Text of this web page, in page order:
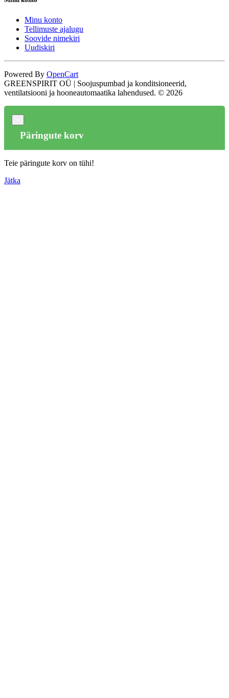
Minu konto
Tellimuste ajalugu
Soovide nimekiri
Uudiskiri
Powered By OpenCart
GREENSPIRIT OÜ | Soojuspumbad ja konditsioneerid,
ventilatsiooni ja hooneautomaatika lahendused. © 2026
Päringute korv
Teie päringute korv on tühi!
Jätka